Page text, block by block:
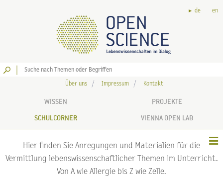
de en
Über uns Impressum Kontakt
WISSEN PROJEKTE
SCHULCORNER VIENNA OPEN LAB
Hier finden Sie Anregungen und Materialien für die
Vermittlung lebenswissenschaftlicher Themen im Unterricht.
Von A wie Allergie bis Z wie Zelle.